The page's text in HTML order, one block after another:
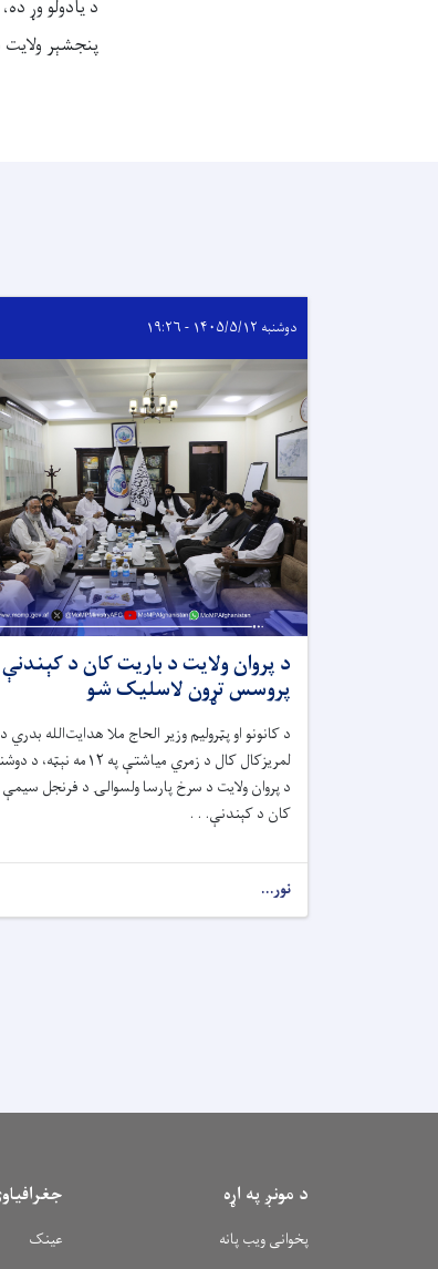
پنجشېر
دوشنبه ۱۴۰۵/۵/۱۲ - ۱۹:۲۶
د پروان ولایت د باریت کان د کېندنې
پروسس تړون لاسلیک شو
لمریزکال کال د زمري میاشتې په
د پروان ولایت د سرخ پارسا ولسوالۍ د فرنجل
کان د کېندنې. . .
نور...
د مونږ په اړه
پخوانی ویب پانه عینک